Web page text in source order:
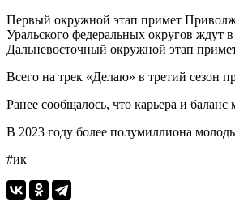
Первый окружной этап примет
Уральского федеральных округов ждут
Дальневосточный окружной этап
Всего на трек «Делаю» в третий сезон
Ранее сообщалось, что карьера и
В 2023 году более полумиллиона
#ик